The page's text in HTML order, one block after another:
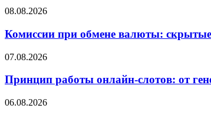
08.08.2026
Комиссии при обмене валюты:
07.08.2026
Принцип работы онлайн-слотов: от
06.08.2026